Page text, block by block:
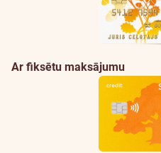
Ar fiksētu maksājumu